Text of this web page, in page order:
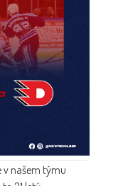
v našem týmu